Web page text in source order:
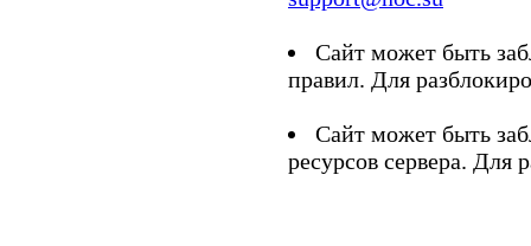
Сайт может быть
правил. Для
Сайт может быть
ресурсов сервера. Для